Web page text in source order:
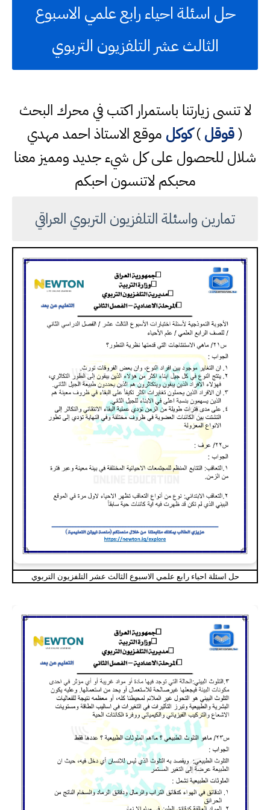
حل اسئلة احياء رابع علمي الاسبوع
الثالث عشر التلفزيون التربوي
لا تنسى زيارتنا باستمرار اكتب في محرك البحث
(قوقل)كوكل موقع الاستاذ احمد مهدي
شلال للحصول على كل شيء جديد ومميز معنا
محبكم لاتنسون احبكم
تمارين واسئلة التلفزيون التربوي العراقي
حل اسئلة احياء رابع علمي الاسبوع الثالث عشر التلفزيون التربوي